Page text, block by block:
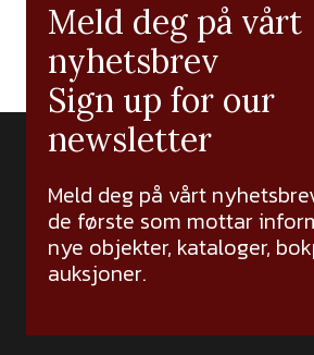
Meld deg på vårt
nyhetsbrev
Sign up for our
newsletter
Meld deg på vårt
de første som mottar
nye objekter, kataloger,
auksjoner.